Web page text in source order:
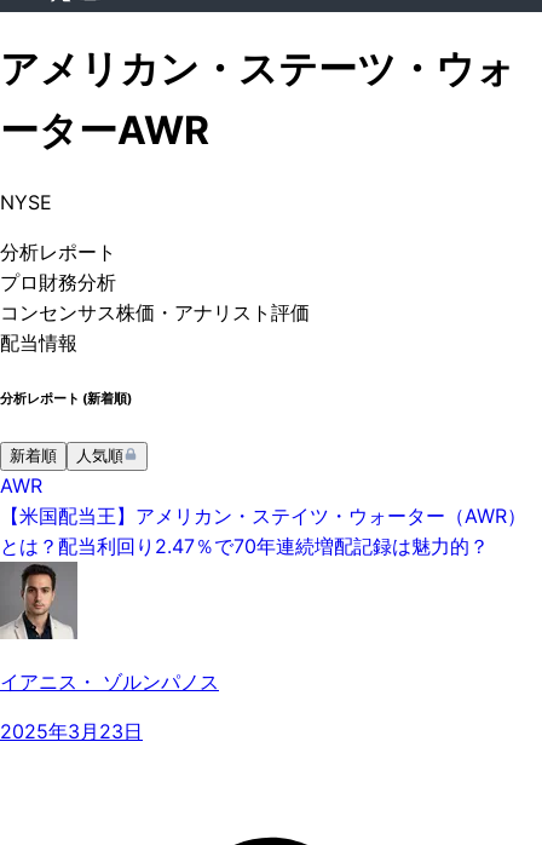
アメリカン・ステーツ・ウォ
ーターAWR
NYSE
分析レポート
プロ 財務分析
コンセンサス株価 ・アナリスト評価
配当情報
分析レポート (新着順)
新着順 人気順
AWR
【米国配当王】アメリカン・ステイツ・ウォーター（AWR）
とは？配当利回り2.47％で70年連続増配記録は魅力的？
イアニス・ ゾルンパノス
2025年3月23日